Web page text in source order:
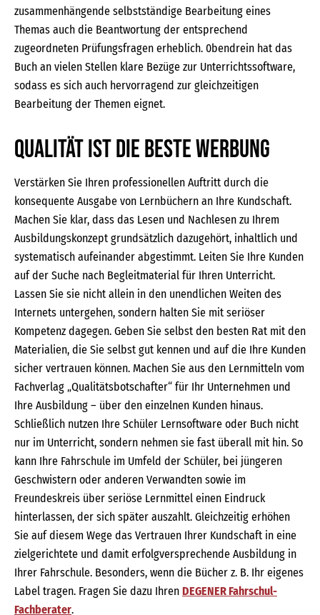
zusammenhängende selbstständige Bearbeitung eines
Themas auch die Beantwortung der entsprechend
zugeordneten Prüfungsfragen erheblich. 0bendrein hat das
Buch an vielen Stellen klare Bezüge zur Unterrichtssoftware,
sodass es sich auch hervorragend zur gleichzeitigen
Bearbeitung der Themen eignet.
Qualität ist die beste Werbung
Verstärken Sie Ihren professionellen Auftritt durch die
konsequente Ausgabe von Lernbüchern an Ihre Kundschaft.
Machen Sie klar, dass das Lesen und Nachlesen zu Ihrem
Ausbildungskonzept grundsätzlich dazugehört, inhaltlich und
systematisch aufeinander abgestimmt. Leiten Sie Ihre Kunden
auf der Suche nach Begleitmaterial für Ihren Unterricht.
Lassen Sie sie nicht allein in den unendlichen Weiten des
Internets untergehen, sondern halten Sie mit seriöser
Kompetenz dagegen. Geben Sie selbst den besten Rat mit den
Materialien, die Sie selbst gut kennen und auf die Ihre Kunden
sicher vertrauen können. Machen Sie aus den Lernmitteln vom
Fachverlag „Qualitätsbotschafter“ für Ihr Unternehmen und
Ihre Ausbildung – über den einzelnen Kunden hinaus.
Schließlich nutzen Ihre Schüler Lernsoftware oder Buch nicht
nur im Unterricht, sondern nehmen sie fast überall mit hin. So
kann Ihre Fahrschule im Umfeld der Schüler, bei jüngeren
Geschwistern oder anderen Verwandten sowie im
Freundeskreis über seriöse Lernmittel einen Eindruck
hinterlassen, der sich später auszahlt. Gleichzeitig erhöhen
Sie auf diesem Wege das Vertrauen Ihrer Kundschaft in eine
zielgerichtete und damit erfolgversprechende Ausbildung in
Ihrer Fahrschule. Besonders, wenn die Bücher z. B. Ihr eigenes
Label tragen. Fragen Sie dazu Ihren DEGENER Fahrschul-
Fachberater.